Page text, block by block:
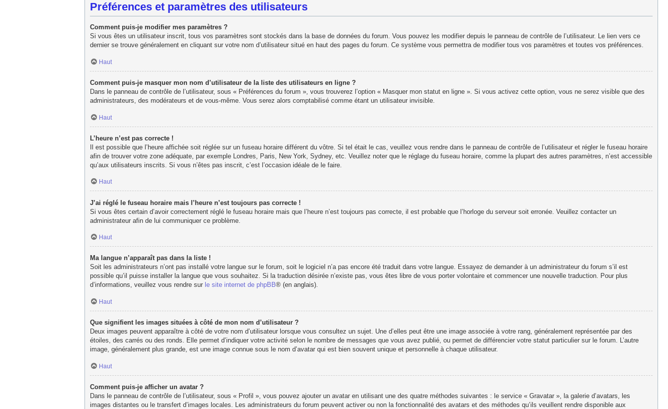
Préférences et paramètres des utilisateurs
Comment puis-je modifier mes paramètres ?
Si vous êtes un utilisateur inscrit, tous vos paramètres sont stockés dans la base de données du forum. Vous pouvez les modifier depuis le panneau de contrôle de l’utilisateur. Le lien vers ce
dernier se trouve généralement en cliquant sur votre nom d’utilisateur situé en haut des pages du forum. Ce système vous permettra de modifier tous vos paramètres et toutes vos préférences.
Haut
Comment puis-je masquer mon nom d’utilisateur de la liste des utilisateurs en ligne ?
Dans le panneau de contrôle de l’utilisateur, sous « Préférences du forum », vous trouverez l’option « Masquer mon statut en ligne ». Si vous activez cette option, vous ne serez visible que des
administrateurs, des modérateurs et de vous-même. Vous serez alors comptabilisé comme étant un utilisateur invisible.
Haut
L’heure n’est pas correcte !
Il est possible que l’heure affichée soit réglée sur un fuseau horaire différent du vôtre. Si tel était le cas, veuillez vous rendre dans le panneau de contrôle de l’utilisateur et régler le fuseau horaire
afin de trouver votre zone adéquate, par exemple Londres, Paris, New York, Sydney, etc. Veuillez noter que le réglage du fuseau horaire, comme la plupart des autres paramètres, n’est accessible
qu’aux utilisateurs inscrits. Si vous n’êtes pas inscrit, c’est l’occasion idéale de le faire.
Haut
J’ai réglé le fuseau horaire mais l’heure n’est toujours pas correcte !
Si vous êtes certain d’avoir correctement réglé le fuseau horaire mais que l’heure n’est toujours pas correcte, il est probable que l’horloge du serveur soit erronée. Veuillez contacter un
administrateur afin de lui communiquer ce problème.
Haut
Ma langue n’apparaît pas dans la liste !
Soit les administrateurs n’ont pas installé votre langue sur le forum, soit le logiciel n’a pas encore été traduit dans votre langue. Essayez de demander à un administrateur du forum s’il est
possible qu’il puisse installer la langue que vous souhaitez. Si la traduction désirée n’existe pas, vous êtes libre de vous porter volontaire et commencer une nouvelle traduction. Pour plus
d’informations, veuillez vous rendre sur le site internet de phpBB® (en anglais).
Haut
Que signifient les images situées à côté de mon nom d’utilisateur ?
Deux images peuvent apparaître à côté de votre nom d’utilisateur lorsque vous consultez un sujet. Une d’elles peut être une image associée à votre rang, généralement représentée par des
étoiles, des carrés ou des ronds. Elle permet d’indiquer votre activité selon le nombre de messages que vous avez publié, ou permet de différencier votre statut particulier sur le forum. L’autre
image, généralement plus grande, est une image connue sous le nom d’avatar qui est bien souvent unique et personnelle à chaque utilisateur.
Haut
Comment puis-je afficher un avatar ?
Dans le panneau de contrôle de l’utilisateur, sous « Profil », vous pouvez ajouter un avatar en utilisant une des quatre méthodes suivantes : le service « Gravatar », la galerie d’avatars, les
images distantes ou le transfert d’images locales. Les administrateurs du forum peuvent activer ou non la fonctionnalité des avatars et des méthodes qu’ils veuillent rendre disponible aux